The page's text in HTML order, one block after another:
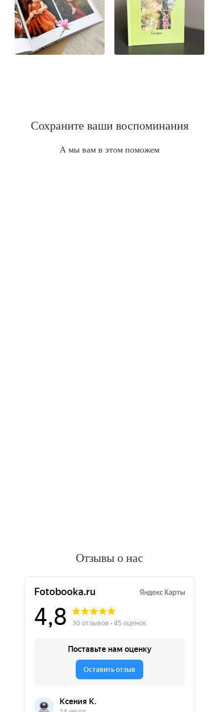
Сохраните ваши воспоминания
А мы вам в этом поможем
Отзывы о нас